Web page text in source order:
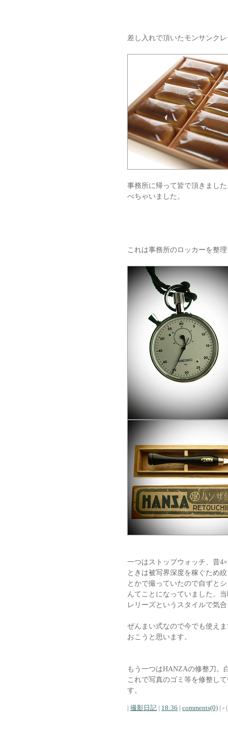
差し入れで頂いたモンサンク
事務所に帰って皆で頂きまし
べちゃいました。
これは事務所のロッカーを整
一つはストップウォッチ、昔
ときは被写界深度を稼ぐため
とかで撮っていたので自ずと
んてことになっていました。
レリーズというスタイルで気
ぜんまい式なので今でも使え
おこうと思います。
もう一つはHANZAの修整刀。
これで写真のゴミ等を修整し
す。
| 撮影日記 | 18:36 | comments(0) | - |